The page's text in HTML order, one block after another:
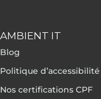
AMBIENT IT
Blog
Politique d’accessibilité
Nos certifications CPF